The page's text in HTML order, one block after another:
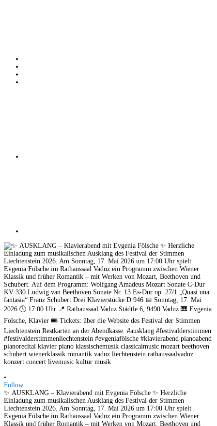
•
Follow
✨ AUSKLANG – Klavierabend mit Evgenia Fölsche ✨ Herzliche
Einladung zum musikalischen Ausklang des Festival der Stimmen
Liechtenstein 2026. Am Sonntag, 17. Mai 2026 um 17:00 Uhr spielt
Evgenia Fölsche im Rathaussaal Vaduz ein Programm zwischen Wiener
Klassik und früher Romantik – mit Werken von Mozart, Beethoven und